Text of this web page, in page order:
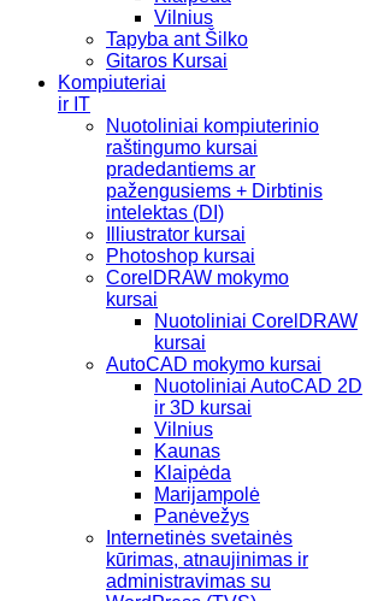
Vilnius
Tapyba ant Šilko
Gitaros Kursai
Kompiuteriai
ir IT
Nuotoliniai kompiuterinio
raštingumo kursai
pradedantiems ar
pažengusiems + Dirbtinis
intelektas (DI)
Illiustrator kursai
Photoshop kursai
CorelDRAW mokymo
kursai
Nuotoliniai CorelDRAW
kursai
AutoCAD mokymo kursai
Nuotoliniai AutoCAD 2D
ir 3D kursai
Vilnius
Kaunas
Klaipėda
Marijampolė
Panėvežys
Internetinės svetainės
kūrimas, atnaujinimas ir
administravimas su